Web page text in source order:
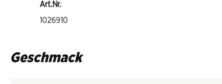
Art.Nr.
1026910
Geschmack